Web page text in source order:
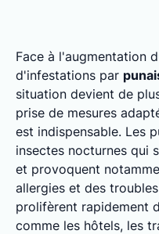
Face à l'augmentation
d'infestations par
situation devient de
prise de mesures
est indispensable. Les
insectes nocturnes qui
et provoquent
allergies et des
prolifèrent rapidement
comme les hôtels, les